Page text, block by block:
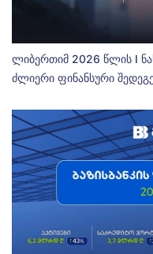
ლიბერთიმ 2026 წლის I
ძლიერი ფინანსური